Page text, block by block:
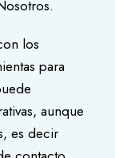
los
para
aunque
es decir